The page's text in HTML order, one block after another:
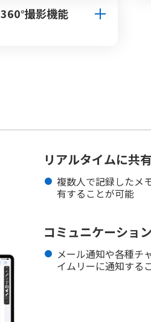
360°撮影機能
リアルタイムに共有
複数人で記録したメ
有することが可能
コミュニケーショ
メール通知や各種チ
イムリーに通知する